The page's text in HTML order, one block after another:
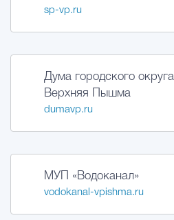
sp-vp.ru
Дума городского округа
Верхняя Пышма
dumavp.ru
МУП «Водоканал»
vodokanal-vpishma.ru